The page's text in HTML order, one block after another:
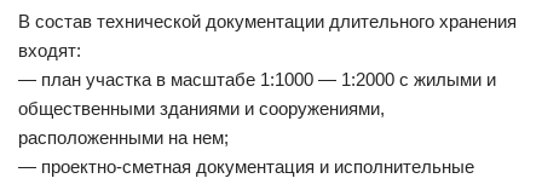
В состав технической документации длительного хранения
входят:
— план участка в масштабе 1:1000 — 1:2000 с жилыми и
общественными зданиями и сооружениями,
расположенными на нем;
— проектно-сметная документация и исполнительные